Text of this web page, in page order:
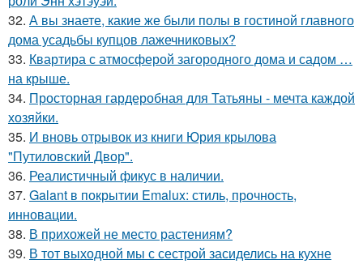
32. А вы знаете, какие же были полы в гостиной главного
дома усадьбы купцов лажечниковых?
33. Квартира с атмосферой загородного дома и садом …
на крыше.
34. Просторная гардеробная для Татьяны - мечта каждой
хозяйки.
35. И вновь отрывок из книги Юрия крылова
"Путиловский Двор".
36. Реалистичный фикус в наличии.
37. Galant в покрытии Emalux: стиль, прочность,
инновации.
38. В прихожей не место растениям?
39. В тот выходной мы с сестрой засиделись на кухне